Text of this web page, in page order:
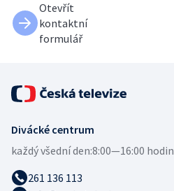
Otevřít
kontaktní
formulář
Divácké centrum
každý všední den:8:00—16:00 hodin
261 136 113